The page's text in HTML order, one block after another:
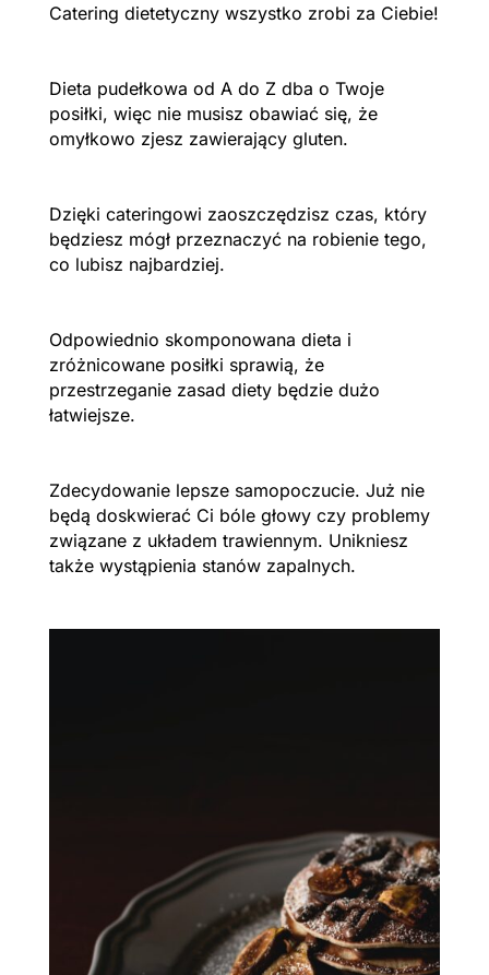
Catering dietetyczny wszystko zrobi za Ciebie!
Dieta pudełkowa od A do Z dba o Twoje
posiłki, więc nie musisz obawiać się, że
omyłkowo zjesz zawierający gluten.
Dzięki cateringowi zaoszczędzisz czas, który
będziesz mógł przeznaczyć na robienie tego,
co lubisz najbardziej.
Odpowiednio skomponowana dieta i
zróżnicowane posiłki sprawią, że
przestrzeganie zasad diety będzie dużo
łatwiejsze.
Zdecydowanie lepsze samopoczucie. Już nie
będą doskwierać Ci bóle głowy czy problemy
związane z układem trawiennym. Unikniesz
także wystąpienia stanów zapalnych.